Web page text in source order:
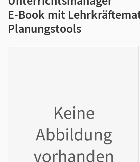
E-Book mit
Planungstools